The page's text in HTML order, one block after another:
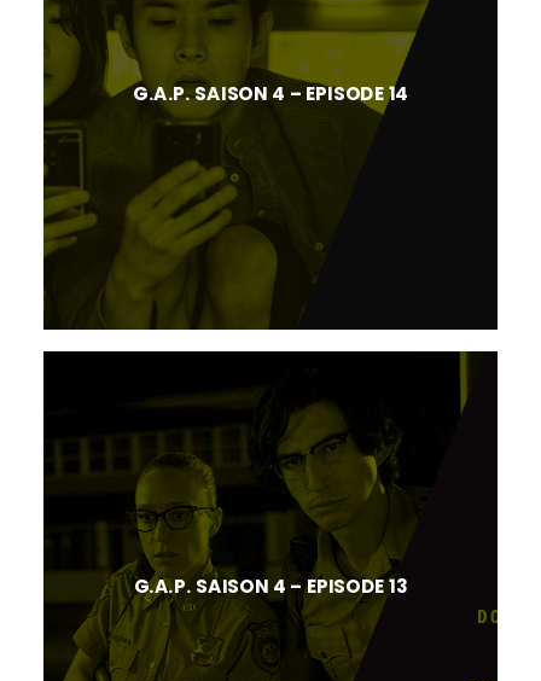
G.A.P. SAISON 4 – EPISODE 14
G.A.P. SAISON 4 – EPISODE 13